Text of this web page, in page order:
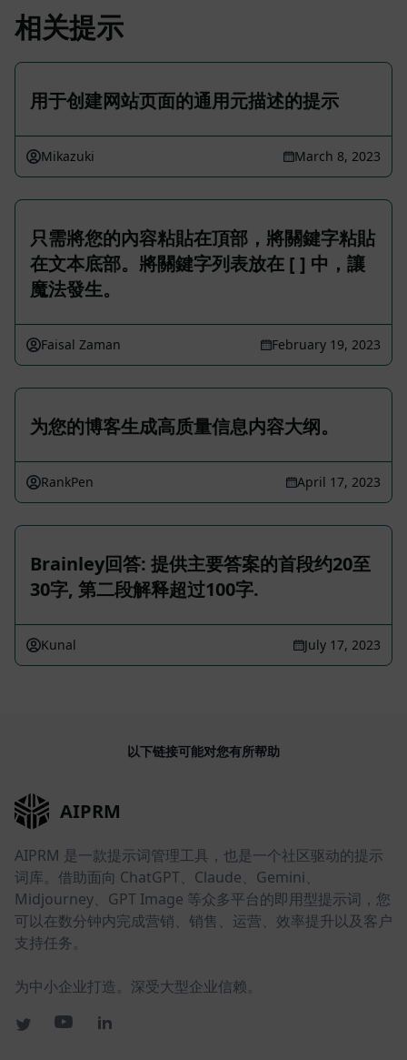
相关提示
用于创建网站页面的通用元描述的提示
Mikazuki March 8, 2023
只需將您的內容粘貼在頂部，將關鍵字粘貼
在文本底部。將關鍵字列表放在 [ ] 中，讓
魔法發生。
Faisal Zaman February 19, 2023
为您的博客生成高质量信息内容大纲。
RankPen April 17, 2023
Brainley回答: 提供主要答案的首段约20至
30字, 第二段解释超过100字.
Kunal July 17, 2023
以下链接可能对您有所帮助
AIPRM
AIPRM 是一款提示词管理工具，也是一个社区驱动的提示
词库。借助面向 ChatGPT、Claude、Gemini、
Midjourney、GPT Image 等众多平台的即用型提示词，您
可以在数分钟内完成营销、销售、运营、效率提升以及客户
支持任务。
为中小企业打造。深受大型企业信赖。